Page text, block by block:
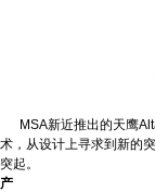
MSA新近推出的天鹰
术，从设计上寻求到新的
突起。
产